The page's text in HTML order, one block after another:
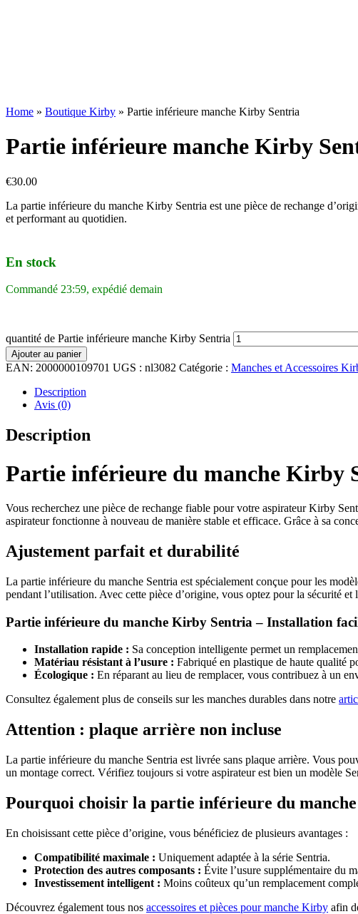
Home » Boutique Kirby » Partie inférieure manche Kirby Sentria
Partie inférieure manche Kirby
€30.00
La partie inférieure du manche Kirby Sentria est une pièce de rechange
et performant au quotidien.
En stock
Commandé 23:59, expédié demain
quantité de Partie inférieure manche Kirby Sentria
Ajouter au panier
EAN: 2000000109701 UGS : nl3082 Catégorie : Manches et Accessoires
Description
Avis (0)
Description
Partie inférieure du manche Kirby
Vous recherchez une pièce de rechange fiable pour votre aspirateur Kirby
aspirateur fonctionne à nouveau de manière stable et efficace. Grâce à sa
Ajustement parfait et durabilité
La partie inférieure du manche Sentria est spécialement conçue pour les
pendant l’utilisation. Avec cette pièce d’origine, vous optez pour la sécurité et
Partie inférieure du manche Kirby Sentria – Installation
Installation rapide : Sa conception intelligente permet un
Matériau résistant à l’usure : Fabriqué en plastique de haute qualité
Écologique : En réparant au lieu de remplacer, vous contribuez à un
Consultez également plus de conseils sur les manches durables dans notre
Attention : plaque arrière non incluse
La partie inférieure du manche Sentria est livrée sans plaque arrière. Vous
un montage correct. Vérifiez toujours si votre aspirateur est bien un modèle
Pourquoi choisir la partie inférieure du
En choisissant cette pièce d’origine, vous bénéficiez de plusieurs avantages :
Compatibilité maximale : Uniquement adaptée à la série Sentria.
Protection des autres composants : Évite l’usure supplémentaire du
Investissement intelligent : Moins coûteux qu’un remplacement
Découvrez également tous nos accessoires et pièces pour manche Kirby afin